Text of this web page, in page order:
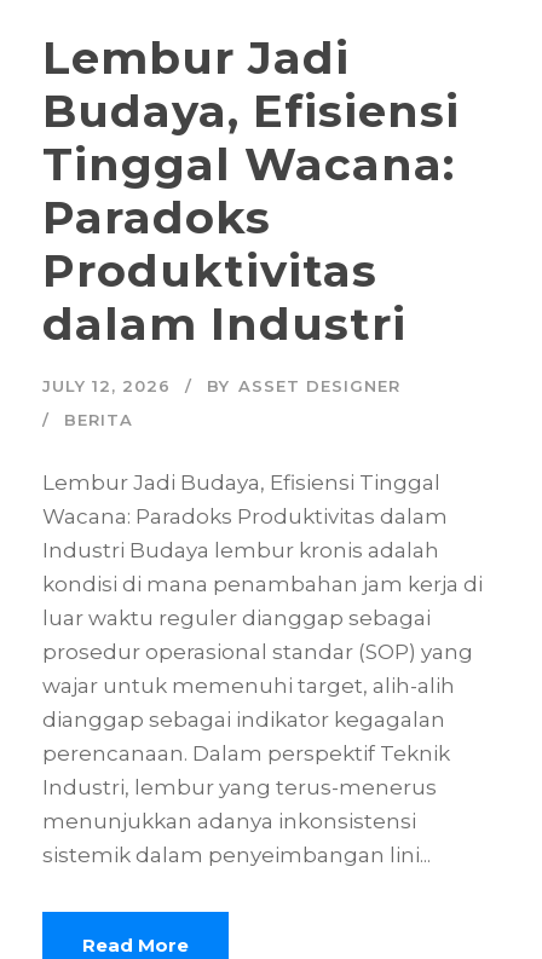
Lembur Jadi
Budaya, Efisiensi
Tinggal Wacana:
Paradoks
Produktivitas
dalam Industri
JULY 12, 2026 BY ASSET DESIGNER
BERITA
Lembur Jadi Budaya, Efisiensi Tinggal
Wacana: Paradoks Produktivitas dalam
Industri Budaya lembur kronis adalah
kondisi di mana penambahan jam kerja di
luar waktu reguler dianggap sebagai
prosedur operasional standar (SOP) yang
wajar untuk memenuhi target, alih-alih
dianggap sebagai indikator kegagalan
perencanaan. Dalam perspektif Teknik
Industri, lembur yang terus-menerus
menunjukkan adanya inkonsistensi
sistemik dalam penyeimbangan lini...
Read More